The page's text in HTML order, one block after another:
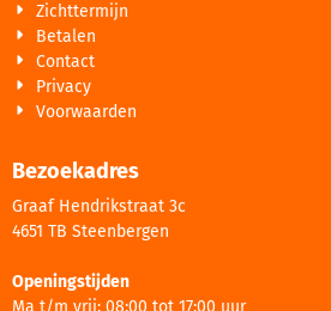
Zichttermijn
Betalen
Contact
Privacy
Voorwaarden
Bezoekadres
Graaf Hendrikstraat 3c
4651 TB Steenbergen
Openingstijden